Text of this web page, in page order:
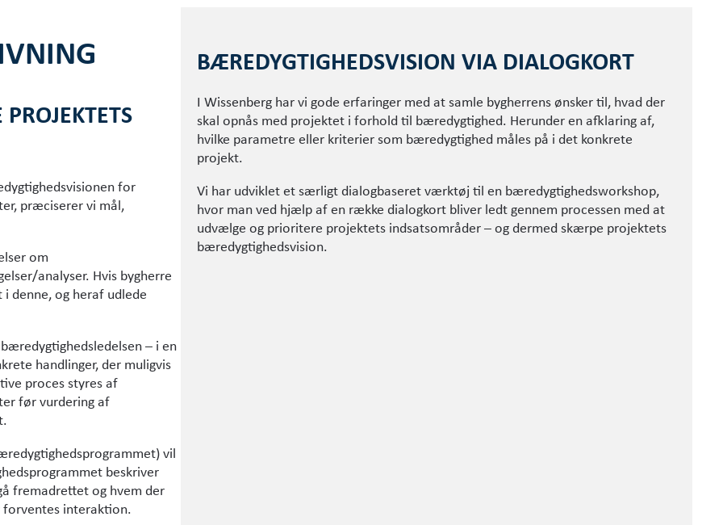
for
præciserer vi mål,
om
analyser. Hvis bygherre
denne, og heraf udlede
– i en
handlinger, der muligvis
proces styres af
før vurdering af
vil
beskriver
fremadrettet og hvem der
forventes interaktion.
BÆREDYGTIGHEDS­VISION VIA DIALOGKORT
I Wissenberg har vi gode erfaringer med at samle bygherrens ønsker til, hvad der
skal opnås med projektet i forhold til bæredygtighed. Herunder en afklaring af,
hvilke parametre el­ler kriterier som bæredygtighed måles på i det konkrete
projekt.
Vi har udviklet et særligt dialogbaseret værktøj til en bæredygtigheds­workshop,
hvor man ved hjælp af en række dialogkort bliver ledt gen­nem processen med at
udvælge og prioritere projektets indsatsområder – og dermed skærpe projektets
bæredygtighedsvision.